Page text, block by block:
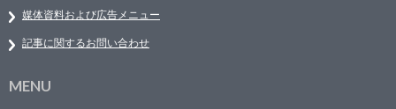
媒体資料および広告メニュー
記事に関するお問い合わせ
MENU